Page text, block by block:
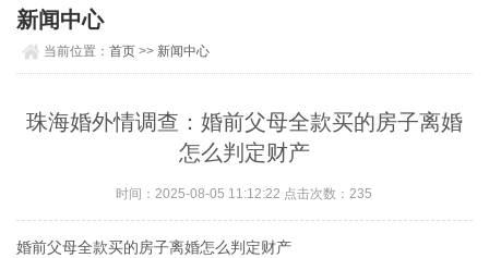
新闻中心
当前位置：首页 >> 新闻中心
珠海婚外情调查：婚前父母全款买的房子离婚
怎么判定财产
时间：2025-08-05 11:12:22 点击次数：235
婚前父母全款买的房子离婚怎么判定财产